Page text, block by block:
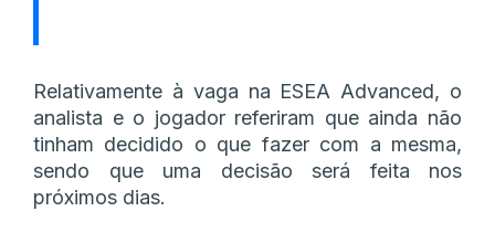
Relativamente à vaga na ESEA Advanced, o
analista e o jogador referiram que ainda não
tinham decidido o que fazer com a mesma,
sendo que uma decisão será feita nos
próximos dias.